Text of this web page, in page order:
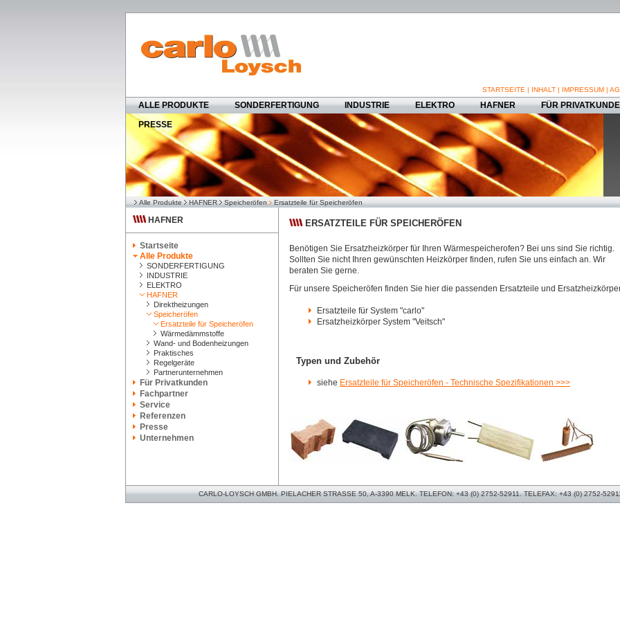
STARTSEITE | INHALT | IMPRESSUM |
ALLE PRODUKTE SONDERFERTIGUNG INDUSTRIE ELEKTRO HAFNER FÜR
PRESSE
Alle Produkte HAFNER Speicheröfen Ersatzteile für Speicheröfen
HAFNER
Startseite
Alle Produkte
SONDERFERTIGUNG
INDUSTRIE
ELEKTRO
HAFNER
Direktheizungen
Speicheröfen
Ersatzteile für Speicheröfen
Wärmedämmstoffe
Wand- und Bodenheizungen
Praktisches
Regelgeräte
Partnerunternehmen
Für Privatkunden
Fachpartner
Service
Referenzen
Presse
Unternehmen
ERSATZTEILE FÜR SPEICHERÖFEN
Benötigen Sie Ersatzheizkörper für Ihren Wärmespeicherofen? Bei uns sind Sie richtig.
Sollten Sie nicht Ihren gewünschten Heizkörper finden, rufen Sie uns einfach an. Wir
beraten Sie gerne.
Für unsere Speicheröfen finden Sie hier die passenden Ersatzteile und
Ersatzteile für System "carlo"
Ersatzheizkörper System "Veitsch"
Typen und Zubehör
siehe Ersatzteile für Speicheröfen - Technische Spezifikationen >>>
CARLO-LOYSCH GMBH. PIELACHER STRASSE 50, A-3390 MELK. TELEFON: +43 (0) 2752-52911. TELEFAX: +43 (0) 2752-